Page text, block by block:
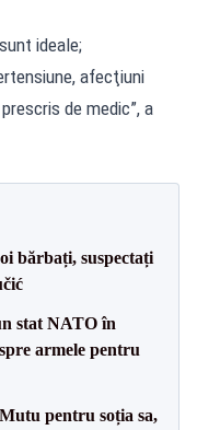
ideale;
afecţiuni
de medic”, a
bărbați, suspectați
stat NATO în
armele pentru
pentru soția sa,